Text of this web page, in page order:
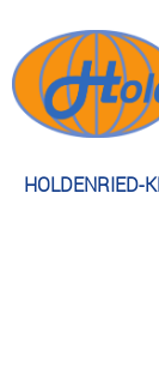
HOLDENRIED-